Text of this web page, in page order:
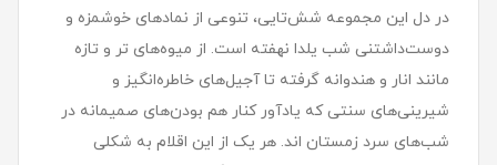
در دل این مجموعه شش‌تایی، تنوعی از نمادهای خوشمزه و
دوست‌داشتنی شب یلدا نهفته است. از میوه‌های تر و تازه
مانند انار و هندوانه گرفته تا آجیل‌های خاطره‌انگیز و
شیرینی‌های سنتی که یادآور کنار هم بودن‌های صمیمانه در
شب‌های سرد زمستان اند. هر یک از این اقلام به شکلی